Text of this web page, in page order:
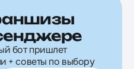
бот пришлет
+ советы по выбору